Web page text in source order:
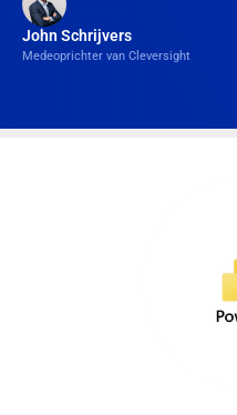
John Schrijvers
Medeoprichter van Cleversight